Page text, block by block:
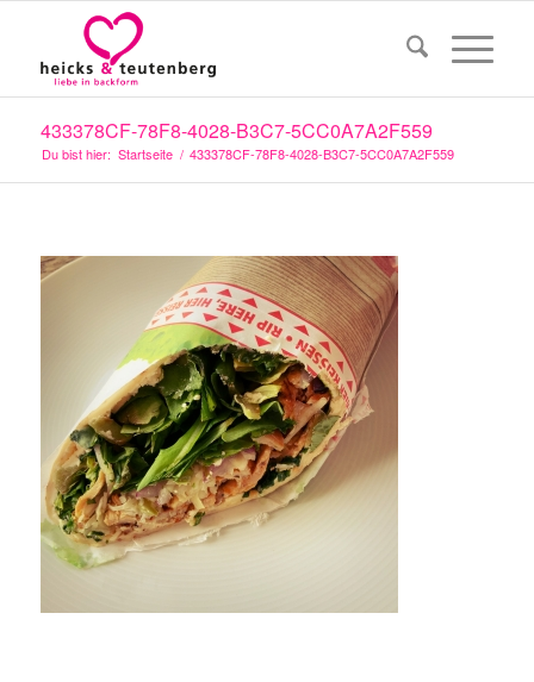
433378CF-78F8-4028-B3C7-5CC0A7A2F559
Du bist hier: Startseite / 433378CF-78F8-4028-B3C7-5CC0A7A2F559